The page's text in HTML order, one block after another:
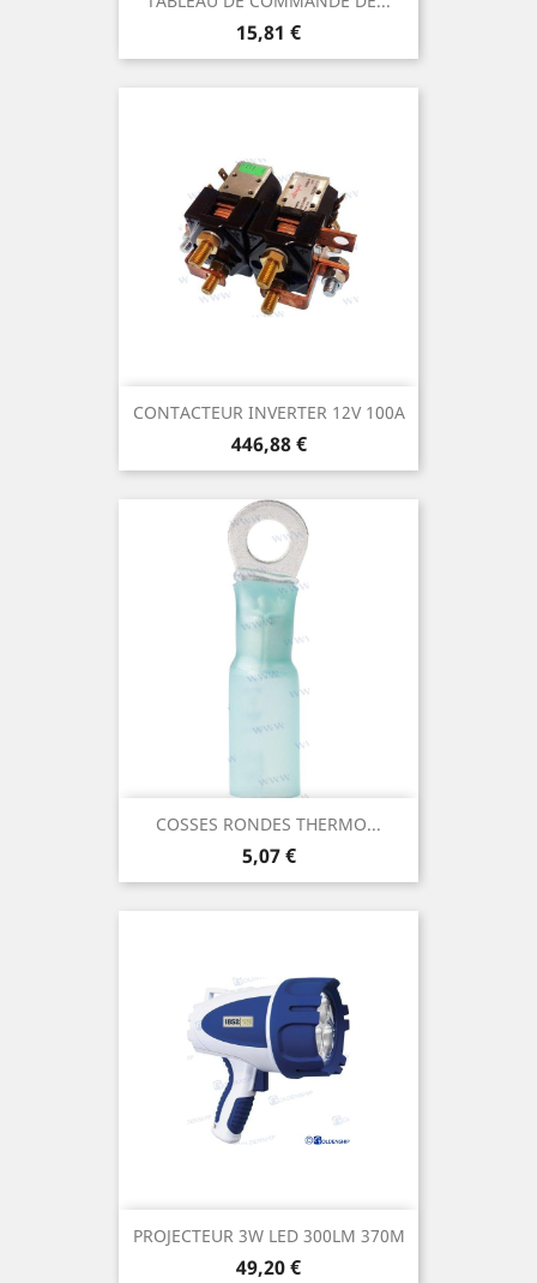
Prix
15,81 €
CONTACTEUR INVERTER 12V 100A
Prix
446,88 €
COSSES RONDES THERMO...
Prix
5,07 €
PROJECTEUR 3W LED 300LM 370M
Prix
49,20 €